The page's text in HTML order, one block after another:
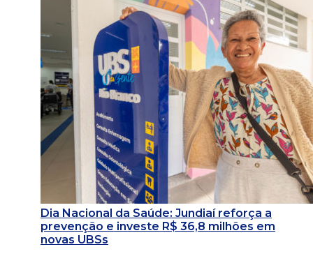
Dia Nacional da Saúde: Jundiaí reforça a
prevenção e investe R$ 36,8 milhões em
novas UBSs